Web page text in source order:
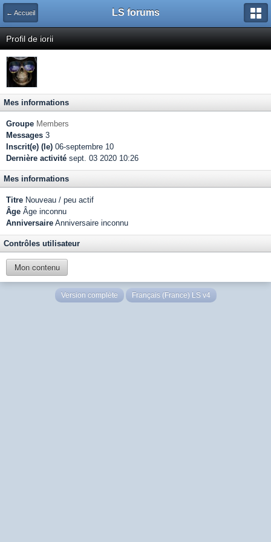
← Accueil LS forums
Profil de iorii
Mes informations
Groupe Members
Messages 3
Inscrit(e) (le) 06-septembre 10
Dernière activité sept. 03 2020 10:26
Mes informations
Titre Nouveau / peu actif
Âge Âge inconnu
Anniversaire Anniversaire inconnu
Contrôles utilisateur
Mon contenu
Version complète Français (France) LS v4